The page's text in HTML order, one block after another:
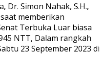
Dr. Simon Nahak, S.H.,
memberikan
Terbuka Luar biasa
NTT, Dalam rangkah
23 September 2023 di